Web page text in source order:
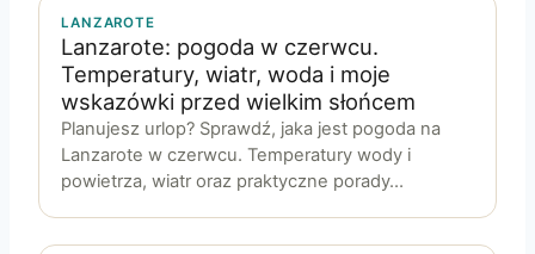
LANZAROTE
Lanzarote: pogoda w czerwcu.
Temperatury, wiatr, woda i moje
wskazówki przed wielkim słońcem
Planujesz urlop? Sprawdź, jaka jest pogoda na
Lanzarote w czerwcu. Temperatury wody i
powietrza, wiatr oraz praktyczne porady…